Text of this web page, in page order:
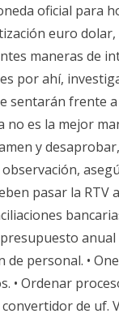
oficial para
euro
maneras de
por ahí,
sentarán frente
no es la mejor
y
pasar la RTV
anual
personal. •
• Ordenar
de uf.